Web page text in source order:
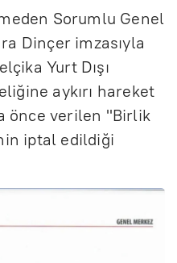
Sorumlu Genel
Dinçer imzasıyla
Yurt Dışı
aykırı hareket
önce verilen "Birlik
iptal edildiği